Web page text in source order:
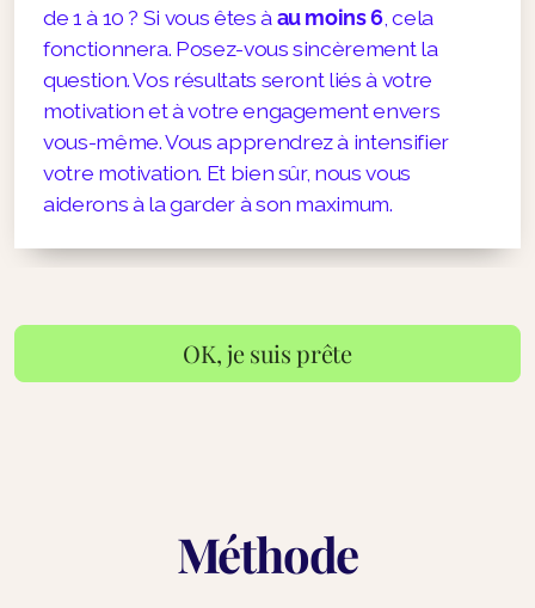
de 1 à 10 ? Si vous êtes àau moins 6, cela
fonctionnera. Posez-vous sincèrement la
question. Vos résultats seront liés à votre
motivation et à votre engagement envers
vous-même. Vous apprendrez à intensifier
votre motivation. Et bien sûr, nous vous
aiderons à la garder à son maximum.
OK, je suis prête
Méthode